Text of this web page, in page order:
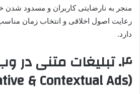
منجر به نارضایتی کاربران و مسدود شدن
رعایت اصول اخلاقی و انتخاب زمان
دارد.
۴. تبلیغات متنی در
(Native & Contextual Ads)